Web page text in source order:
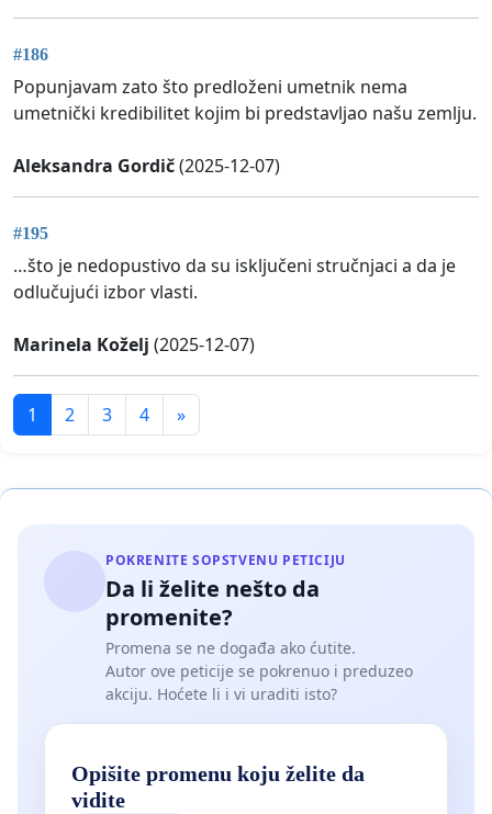
#186
Popunjavam zato što predloženi umetnik nema
umetnički kredibilitet kojim bi predstavljao našu zemlju.
Aleksandra Gordič(2025-12-07)
#195
…što je nedopustivo da su isključeni stručnjaci a da je
odlučujući izbor vlasti.
Marinela Koželj (2025-12-07)
1 2 3 4 »
POKRENITE SOPSTVENU PETICIJU
Da li želite nešto da
promenite?
Promena se ne događa ako ćutite.
Autor ove peticije se pokrenuo i preduzeo
akciju. Hoćete li i vi uraditi isto?
Opišite promenu koju želite da
vidite